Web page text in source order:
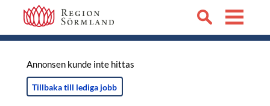
Annonsen kunde inte hittas
Tillbaka till lediga jobb